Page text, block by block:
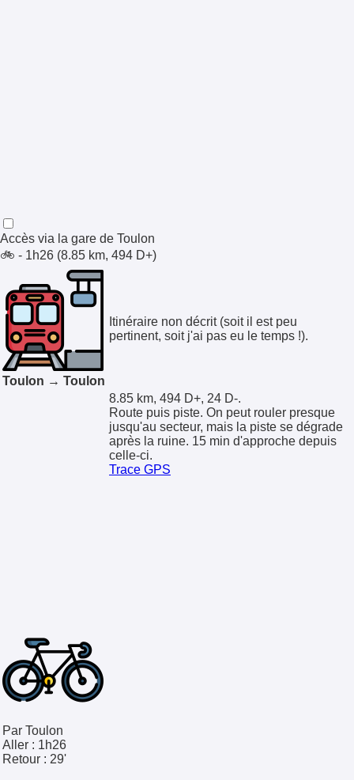
Accès via la gare de Toulon
🚲 - 1h26 (8.85 km, 494 D+)
Toulon → Toulon
Itinéraire non décrit (soit il est peu
pertinent, soit j'ai pas eu le temps !).
Par Toulon
Aller : 1h26
Retour : 29'
8.85 km, 494 D+, 24 D-.
Route puis piste. On peut rouler presque
jusqu'au secteur, mais la piste se dégrade
après la ruine. 15 min d'approche depuis
celle-ci.
Trace GPS